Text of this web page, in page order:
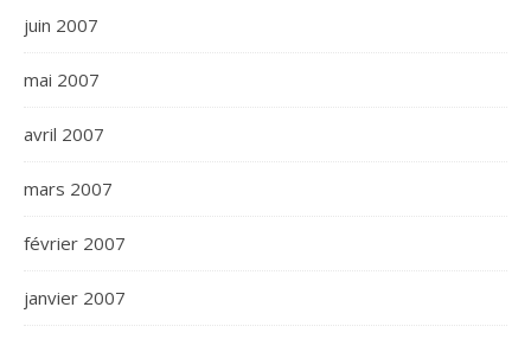
juin 2007
mai 2007
avril 2007
mars 2007
février 2007
janvier 2007